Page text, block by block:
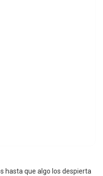
hasta que algo los despierta